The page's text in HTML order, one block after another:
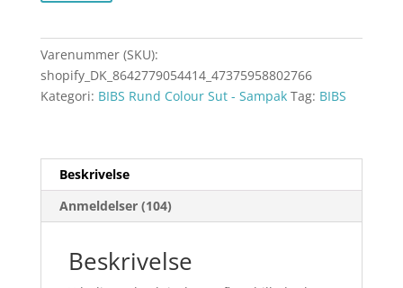
Varenummer (SKU):
shopify_DK_8642779054414_47375958802766
Kategori: BIBS Rund Colour Sut - Sampak Tag: BIBS
Beskrivelse
Anmeldelser (104)
Beskrivelse